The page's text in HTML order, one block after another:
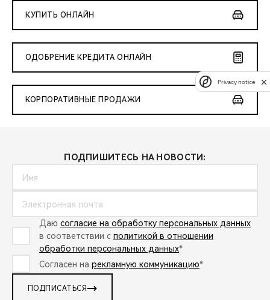
КУПИТЬ ОНЛАЙН
ОДОБРЕНИЕ КРЕДИТА ОНЛАЙН
КОРПОРАТИВНЫЕ ПРОДАЖИ
ПОДПИШИТЕСЬ НА НОВОСТИ:
Даю согласие на обработку персональных данных
в соответствии с политикой в отношении
обработки персональных данных*
Согласен на рекламную коммуникацию*
ПОДПИСАТЬСЯ
Privacy notice